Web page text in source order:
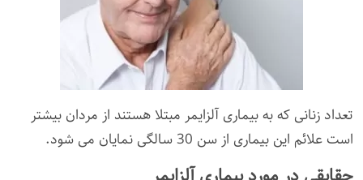
تعداد زنانی که به بیماری آلزایمر مبتلا هستند از مردان بیشتر
است علائم این بیماری از سن 30 سالگی نمایان می شود.